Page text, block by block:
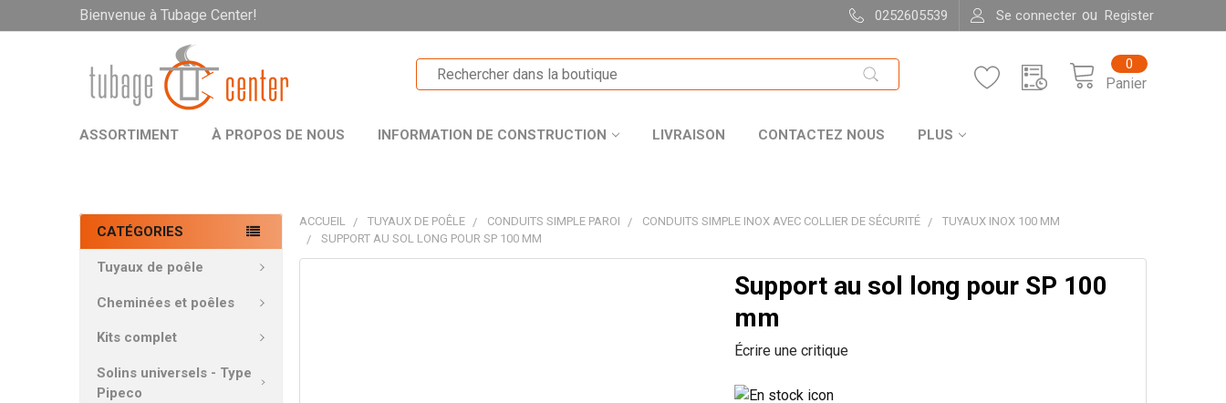
Bienvenue à Tubage Center! 0252605539 Se connecter ou Register
Panier
0
ASSORTIMENT À PROPOS DE NOUS INFORMATION DE CONSTRUCTION LIVRAISON CONTACTEZ NOUS PLUS
CATÉGORIES
Tuyaux de poêle
Cheminées et poêles
Kits complet
Solins universels - Type
Pipeco
ACCUEIL TUYAUX DE POÊLE CONDUITS SIMPLE PAROI CONDUITS SIMPLE INOX AVEC COLLIER DE SÉCURITÉ
TUYAUX INOX 100 MM
SUPPORT AU SOL LONG POUR SP 100 MM
Support au sol long pour SP 100
mm
Écrire une critique